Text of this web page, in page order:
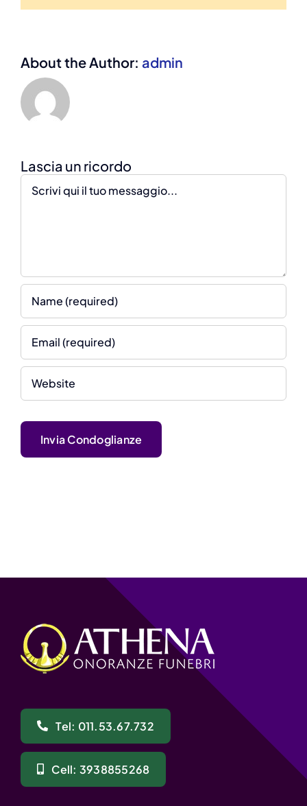
About the Author: admin
Comment
Tel: 011.53.67.732
Cell: 3938855268